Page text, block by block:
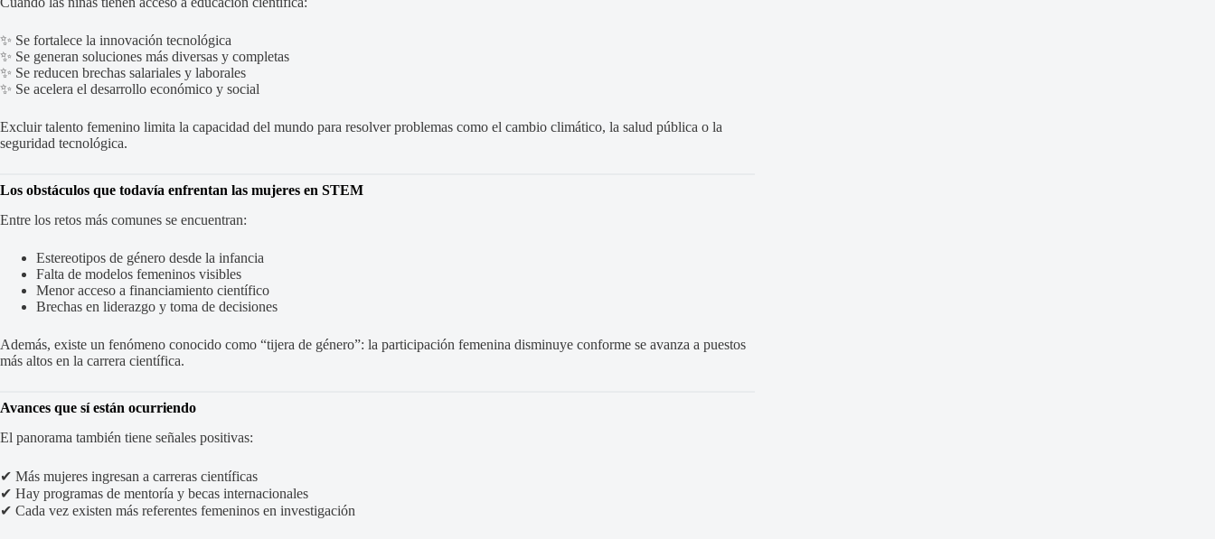
✨ Se fortalece la innovación tecnológica
✨ Se generan soluciones más diversas y completas
✨ Se reducen brechas salariales y laborales
✨ Se acelera el desarrollo económico y social
Excluir talento femenino limita la capacidad del mundo para resolver problemas como el cambio climático, la salud pública o la
seguridad tecnológica.
Los obstáculos que todavía enfrentan las mujeres en STEM
Entre los retos más comunes se encuentran:
Estereotipos de género desde la infancia
Falta de modelos femeninos visibles
Menor acceso a financiamiento científico
Brechas en liderazgo y toma de decisiones
Además, existe un fenómeno conocido como “tijera de género”: la participación femenina disminuye conforme se avanza a puestos
más altos en la carrera científica.
Avances que sí están ocurriendo
El panorama también tiene señales positivas:
✔ Más mujeres ingresan a carreras científicas
✔ Hay programas de mentoría y becas internacionales
✔ Cada vez existen más referentes femeninos en investigación